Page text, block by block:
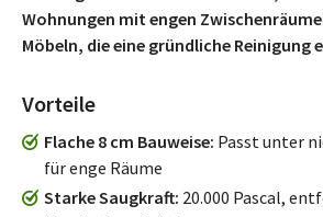
Wohnungen mit engen
Möbeln, die eine gründliche Reinigung
Vorteile
Flache 8 cm Bauweise Passt unter
für enge Räume
Starke Saugkraft 20.000 Pascal,